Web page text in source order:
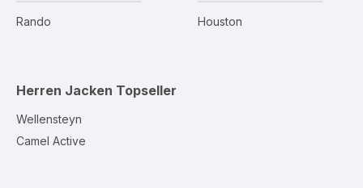
Rando Houston
Herren Jacken Topseller
Wellensteyn
Camel Active